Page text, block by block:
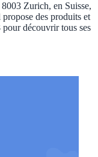
Zurich, en Suisse,
des produits et
découvrir tous ses